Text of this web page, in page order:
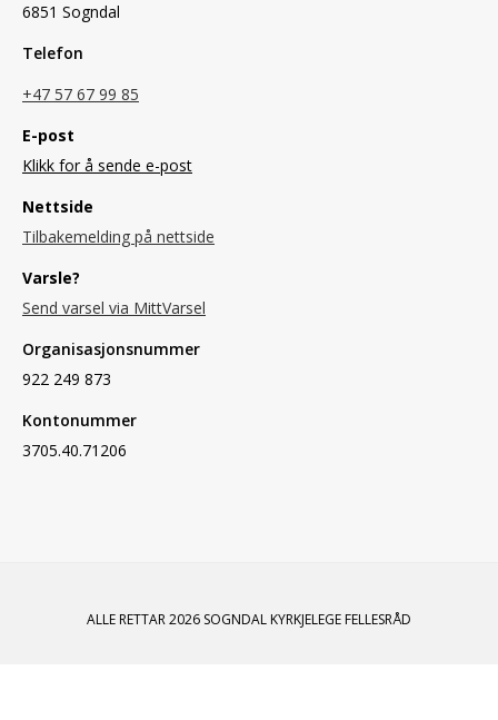
6851 Sogndal
Telefon
+47 57 67 99 85
E-post
Klikk for å sende e-post
Nettside
Tilbakemelding på nettside
Varsle?
Send varsel via MittVarsel
Organisasjonsnummer
922 249 873
Kontonummer
3705.40.71206
ALLE RETTAR 2026 SOGNDAL KYRKJELEGE FELLESRÅD